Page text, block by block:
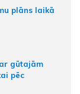
plāns laikā
gūtajām
pēc